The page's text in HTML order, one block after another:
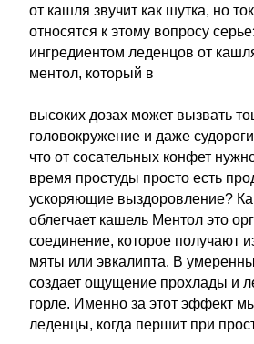
от кашля звучит как шутка, но
относятся к этому вопросу
ингредиентом леденцов от
ментол, который в
высоких дозах может вызвать
головокружение и даже
что от сосательных конфет
время простуды просто есть
ускоряющие выздоровление?
облегчает кашель Ментол это
соединение, которое получают
мяты или эвкалипта. В
создает ощущение прохлады и
горле. Именно за этот эффект
леденцы, когда першит при